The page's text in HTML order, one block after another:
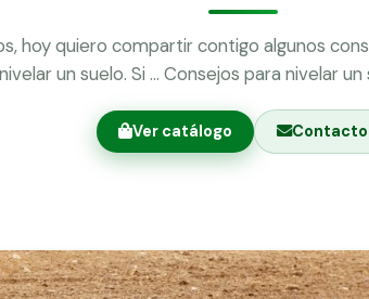
hoy quiero compartir contigo algunos
nivelar un suelo. Si … Consejos para nivelar
Ver catálogo Contacto